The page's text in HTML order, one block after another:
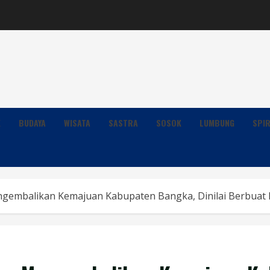
BUDAYA WISATA SASTRA SOSOK LUMBUNG
Kemajuan Kabupaten Bangka, Dinilai Berbuat